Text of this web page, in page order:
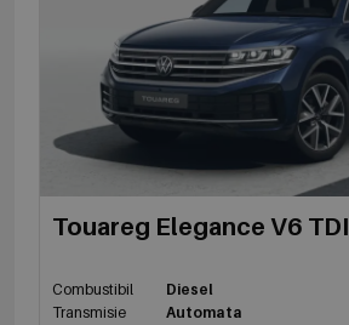
Touareg Elegance V6 TDI
Combustibil
Diesel
Transmisie
Automata